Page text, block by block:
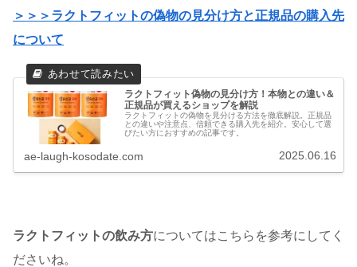
＞＞＞ラクトフィットの偽物の見分け方と正規品の購入先
について
ラクトフィット偽物の見分け方！本物との違い＆
正規品が買えるショップを解説
ラクトフィットの偽物を見分ける方法を徹底解説。正規品
との違いや注意点、信頼できる購入先を紹介。安心して選
びたい方におすすめの記事です。
ae-laugh-kosodate.com 2025.06.16
ラクトフィットの飲み方についてはこちらを参考にしてく
ださいね。